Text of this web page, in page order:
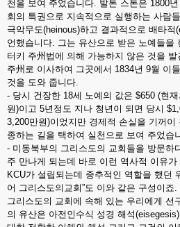
천을 보여 주었습니다. 발톤 스톤은 1800
회의 특권으로 지속적으로 실행하는 사람
극악무도(heinous)하고 결과적으로 배타적
언했습니다. 그는 유산으로 받은 노예들을
터키 주州법에 의해 가능하지 않은 것을
주州로 이사하여 그곳에서 1834년 9월 이
것을 도와 줍니다.
- 당시 건장한 18세 노예의 값은 $650 (현
원)이고 5년정도 지나 청년이 되면 당시
3,200만원)이었지만 경제적 손실을 기꺼
종하는 길을 택하여 실천으로 보여 주었습
- 미동북부의 그리스도의 교회들을 방문하
주 만나게 되는데 바로 이런 역사적 이유
KCU가 설립되는데 중추적인 역할을 했던
어 그리스도의교회”도 이와 같은 구성이죠.
그리스도의 교회에 속해 있는 우리에게 선
의 유산은 아전인수식 성경 해석